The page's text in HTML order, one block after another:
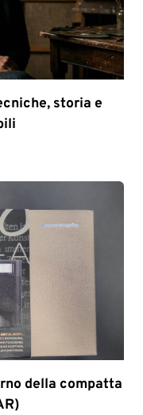
storia e
della compatta